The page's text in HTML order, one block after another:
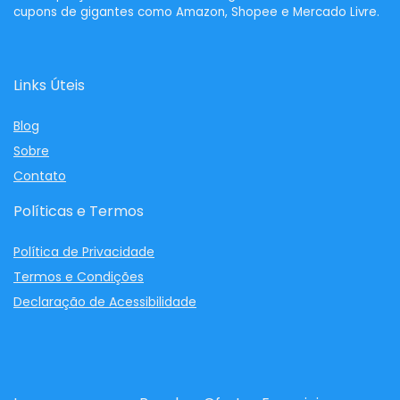
cupons de gigantes como Amazon, Shopee e Mercado Livre.
Links Úteis
Blog
Sobre
Contato
Políticas e Termos
Política de Privacidade
Termos e Condições
Declaração de Acessibilidade